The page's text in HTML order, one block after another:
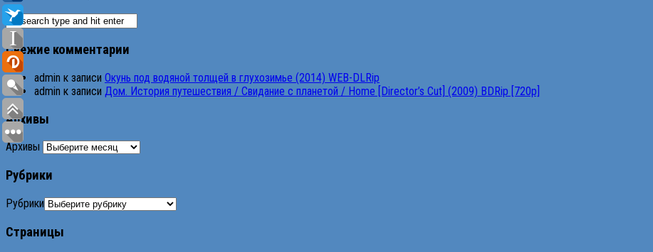
Свежие комментарии
admin к записи Окунь под водяной толщей в глухозимье (2014) WEB-DLRip
admin к записи Дом. История путешествия / Свидание с планетой / Home [Director’s Cut] (2009) BDRip [720p]
Архивы
Архивы
Рубрики
Рубрики
Страницы